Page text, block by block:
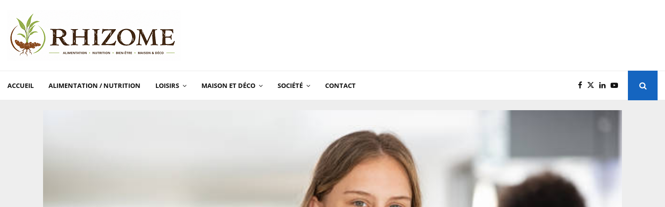
ACCUEIL ALIMENTATION / NUTRITION LOISIRS MAISON ET DÉCO SOCIÉTÉ CONTACT